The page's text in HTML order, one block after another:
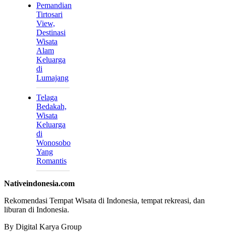
Pemandian
Tirtosari
View,
Destinasi
Wisata
Alam
Keluarga
di
Lumajang
Telaga
Bedakah,
Wisata
Keluarga
di
Wonosobo
Yang
Romantis
Nativeindonesia.com
Rekomendasi Tempat Wisata di Indonesia, tempat rekreasi, dan
liburan di Indonesia.
By Digital Karya Group